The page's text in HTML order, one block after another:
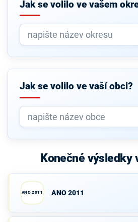
Jak se volilo ve vašem
Jak se volilo ve vaší obci?
Konečné výsledky
ANO 2011 ANO 2011